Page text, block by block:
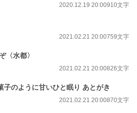
2020.12.19 20:00910文字
2021.02.21 20:00759文字
〈水都〉
2021.02.21 20:00826文字
子のように甘いひと眠り あとがき
2021.02.21 20:00870文字